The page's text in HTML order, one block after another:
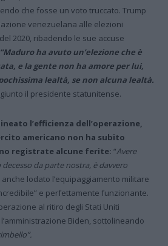
che fosse un voto truccato. Trump
venezuelana alle elezioni
2020, ribadendo le sue accuse
“Maduro ha avuto un’elezione che è
e la gente non ha amore per lui,
lealtà, se non alcuna lealtà.
il presidente statunitense.
l’efficienza dell’operazione,
americano non ha subito
registrate alcune ferite: “Avere
da parte nostra, è davvero
lodato l’equipaggiamento militare
e perfettamente funzionante.
al ritiro degli Stati Uniti
Biden, sottolineando